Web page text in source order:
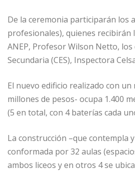
De la ceremonia participarán los
profesionales), quienes recibirán
ANEP, Profesor Wilson Netto,
Secundaria (CES), Inspectora
El nuevo edificio realizado con
millones de pesos- ocupa 1.400
(5 en total, con 4 baterías cada
La construcción –que contempla
conformada por 32 aulas
ambos liceos y en otros 4 se